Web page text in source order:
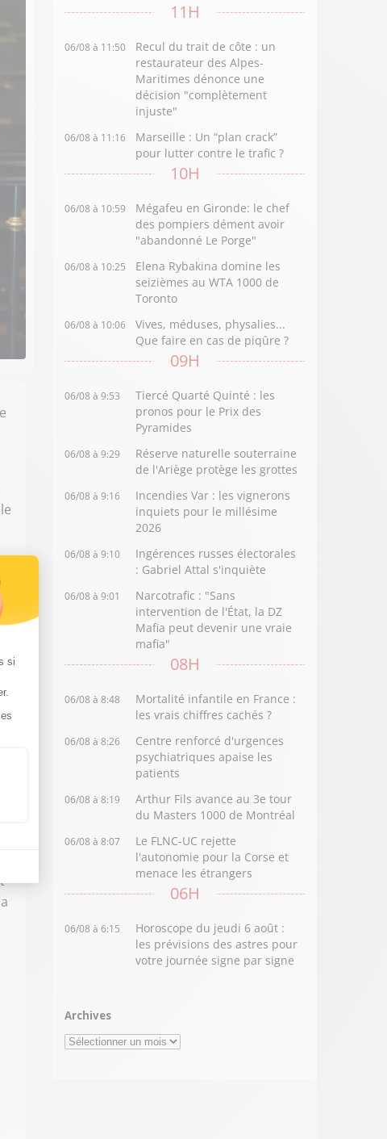
11H
06/08 à 11:50
Recul du trait de côte : un
restaurateur des Alpes-
Maritimes dénonce une
décision "complètement
injuste"
06/08 à 11:16
Marseille : Un “plan crack”
pour lutter contre le trafic ?
10H
06/08 à 10:59
Mégafeu en Gironde: le chef
des pompiers dément avoir
"abandonné Le Porge"
06/08 à 10:25
Elena Rybakina domine les
seizièmes au WTA 1000 de
Toronto
06/08 à 10:06
Vives, méduses, physalies...
Que faire en cas de piqûre ?
09H
06/08 à 9:53
Tiercé Quarté Quinté : les
pronos pour le Prix des
Pyramides
06/08 à 9:29
Réserve naturelle souterraine
de l'Ariège protège les grottes
06/08 à 9:16
Incendies Var : les vignerons
inquiets pour le millésime
2026
06/08 à 9:10
Ingérences russes électorales
: Gabriel Attal s'inquiète
06/08 à 9:01
Narcotrafic : "Sans
intervention de l'État, la DZ
Mafia peut devenir une vraie
mafia"
08H
06/08 à 8:48
Mortalité infantile en France :
les vrais chiffres cachés ?
06/08 à 8:26
Centre renforcé d'urgences
psychiatriques apaise les
patients
06/08 à 8:19
Arthur Fils avance au 3e tour
du Masters 1000 de Montréal
06/08 à 8:07
Le FLNC-UC rejette
l'autonomie pour la Corse et
menace les étrangers
06H
06/08 à 6:15
Horoscope du jeudi 6 août :
les prévisions des astres pour
votre journée signe par signe
Archives
Archives